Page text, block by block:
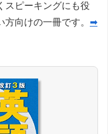
スピーキングにも役
向けの一冊です。 ➡